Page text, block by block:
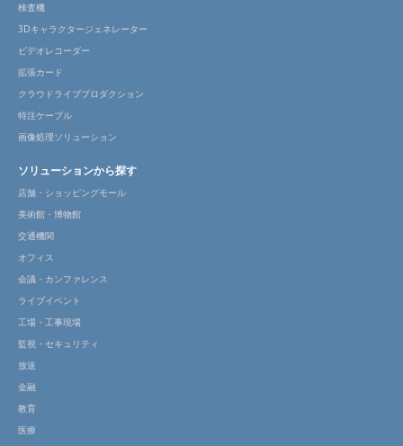
検査機
3Dキャラクタージェネレーター
ビデオレコーダー
拡張カード
クラウドライブプロダクション
特注ケーブル
画像処理ソリューション
ソリューションから探す
店舗・ショッピングモール
美術館・博物館
交通機関
オフィス
会議・カンファレンス
ライブイベント
工場・工事現場
監視・セキュリティ
放送
金融
教育
医療